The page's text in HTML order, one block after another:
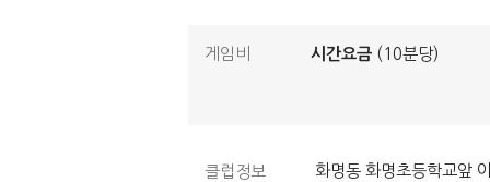
게임비 시간요금 (10분당)
클럽정보 화명동 화명초등학교앞